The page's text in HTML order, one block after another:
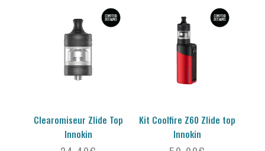
Clearomiseur Zlide Top
Innokin
Kit Coolfire Z60 Zlide top
Innokin